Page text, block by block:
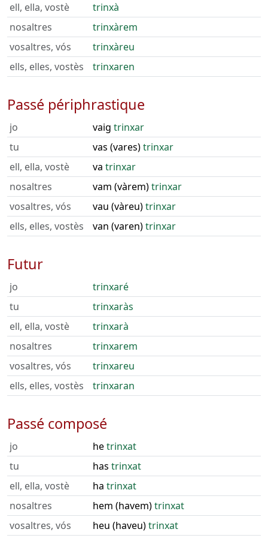
ell, ella, vostè
trinxà
nosaltres
trinxàrem
vosaltres, vós
trinxàreu
ells, elles, vostès
trinxaren
Passé périphrastique
jo vaig trinxar
tu
vas (vares)trinxar
ell, ella, vostè
va trinxar
nosaltres
vam (vàrem)trinxar
vosaltres, vós
vau (vàreu)trinxar
ells, elles, vostès
van (varen)trinxar
Futur
jo
trinxaré
tu
trinxaràs
ell, ella, vostè
trinxarà
nosaltres
trinxarem
vosaltres, vós
trinxareu
ells, elles, vostès
trinxaran
Passé composé
jo hetrinxat
tu
has trinxat
ell, ella, vostè
ha trinxat
nosaltres
hem (havem)trinxat
vosaltres, vós
heu (haveu)trinxat